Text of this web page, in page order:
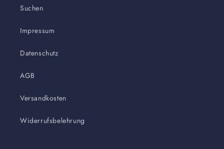
Suchen
Impressum
Datenschutz
AGB
Versandkosten
Widerrufsbelehrung